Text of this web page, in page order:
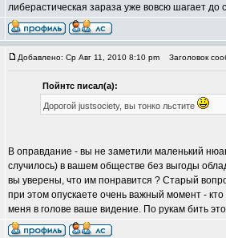
либерастическая зараза уже вовсю шагает
Добавлено: Ср Авг 11, 2010 8:10 pm Заголовок
Пойнтс писал(а):
Дорогой justsociety, вы тонко льстите
В оправдание - вы не заметили маленький
случилось) в вашем обществе без выгоды
вы уверены, что им понравится ? Старый
при этом опускаете очень важный момент -
меня в голове ваше видение. По рукам бить